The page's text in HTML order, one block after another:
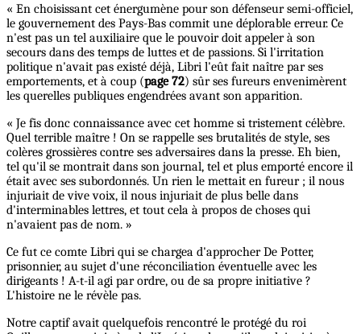
« En choisissant cet énergumène pour son défenseur semi-officiel,
le gouvernement des Pays-Bas commit une déplorable erreur. Ce
n'est pas un tel auxiliaire que le pouvoir doit appeler à son
secours dans des temps de luttes et de passions. Si l'irritation
politique n'avait pas existé déjà, Libri l'eût fait naître par ses
emportements, et à coup (page 72) sûr ses fureurs envenimèrent
les querelles publiques engendrées avant son apparition.
« Je fis donc connaissance avec cet homme si tristement célèbre.
Quel terrible maître ! On se rappelle ses brutalités de style, ses
colères grossières contre ses adversaires dans la presse. Eh bien,
tel qu'il se montrait dans son journal, tel et plus emporté encore il
était avec ses subordonnés. Un rien le mettait en fureur ; il nous
injuriait de vive voix, il nous injuriait de plus belle dans
d'interminables lettres, et tout cela à propos de choses qui
n'avaient pas de nom. »
Ce fut ce comte Libri qui se chargea d'approcher De Potter,
prisonnier, au sujet d'une réconciliation éventuelle avec les
dirigeants ! A-t-il agi par ordre, ou de sa propre initiative ?
L'histoire ne le révèle pas.
Notre captif avait quelquefois rencontré le protégé du roi